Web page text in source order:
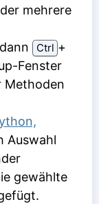
mehrere
Ctrl ⁠+⁠
Fenster
Methoden
Auswahl
gewählte